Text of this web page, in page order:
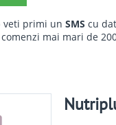
veti primi un SMS cu
mai mari de